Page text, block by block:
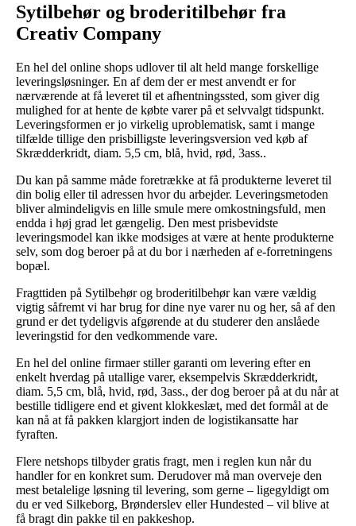
Sytilbehør og broderitilbehør fra
Creativ Company
En hel del online shops udlover til alt held mange forskellige
leveringsløsninger. En af dem der er mest anvendt er for
nærværende at få leveret til et afhentningssted, som giver dig
mulighed for at hente de købte varer på et selvvalgt tidspunkt.
Leveringsformen er jo virkelig uproblematisk, samt i mange
tilfælde tillige den prisbilligste leveringsversion ved køb af
Skrædderkridt, diam. 5,5 cm, blå, hvid, rød, 3ass..
Du kan på samme måde foretrække at få produkterne leveret til
din bolig eller til adressen hvor du arbejder. Leveringsmetoden
bliver almindeligvis en lille smule mere omkostningsfuld, men
endda i høj grad let gængelig. Den mest prisbevidste
leveringsmodel kan ikke modsiges at være at hente produkterne
selv, som dog beroer på at du bor i nærheden af e-forretningens
bopæl.
Fragttiden på Sytilbehør og broderitilbehør kan være vældig
vigtig såfremt vi har brug for dine nye varer nu og her, så af den
grund er det tydeligvis afgørende at du studerer den anslåede
leveringstid for den vedkommende vare.
En hel del online firmaer stiller garanti om levering efter en
enkelt hverdag på utallige varer, eksempelvis Skrædderkridt,
diam. 5,5 cm, blå, hvid, rød, 3ass., der dog beroer på at du når at
bestille tidligere end et givent klokkeslæt, med det formål at de
kan nå at få pakken klargjort inden de logistikansatte har
fyraften.
Flere netshops tilbyder gratis fragt, men i reglen kun når du
handler for en konkret sum. Derudover må man overveje den
mest betalelige løsning til levering, som gerne – ligegyldigt om
du er ved Silkeborg, Brønderslev eller Hundested – vil blive at
få bragt din pakke til en pakkeshop.